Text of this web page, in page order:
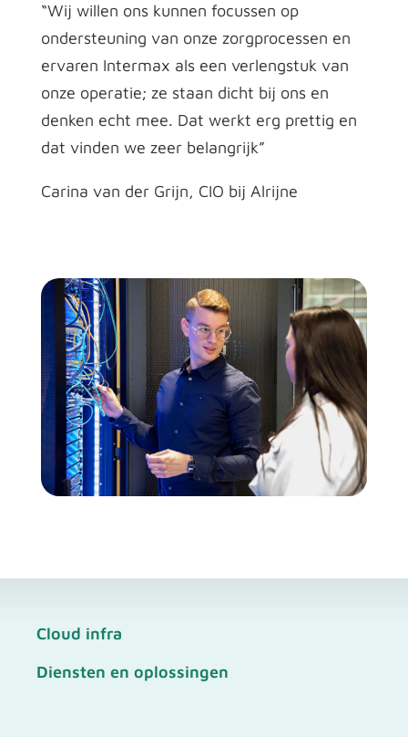
“Wij willen ons kunnen focussen op
ondersteuning van onze zorgprocessen en
ervaren Intermax als een verlengstuk van
onze operatie; ze staan dicht bij ons en
denken echt mee. Dat werkt erg prettig en
dat vinden we zeer belangrijk”​
Carina van der Grijn, CIO bij Alrijne
Cloud infra
Diensten en oplossingen